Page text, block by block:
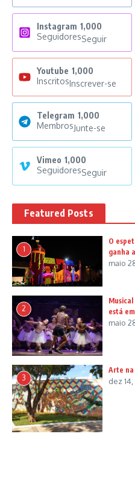
Instagram 1,000
SeguidoresSeguir
Youtube 1,000
InscritosInscrever-se
Telegram 1,000
MembrosJunte-se
Vimeo 1,000
SeguidoresSeguir
Featured Posts
1
O
ganha
maio
2
está
maio
3
Arte na
dez